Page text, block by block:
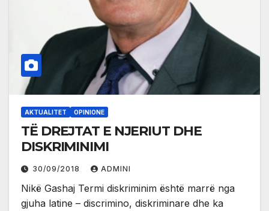
AKTUALITET OPINIONE
TË DREJTAT E NJERIUT DHE
DISKRIMINIMI
30/09/2018 ADMINI
Nikë Gashaj Termi diskriminim është marrë nga
gjuha latine – discrimino, diskriminare dhe ka